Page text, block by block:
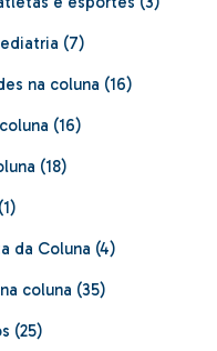
(7)
na coluna (16)
(16)
(18)
(1)
da Coluna (4)
coluna (35)
(25)